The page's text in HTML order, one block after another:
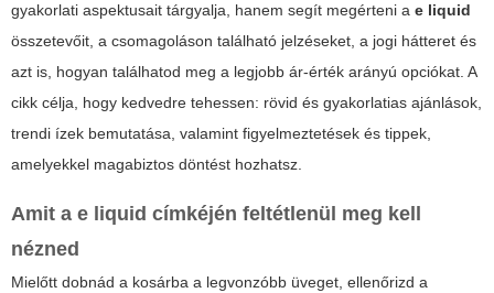
gyakorlati aspektusait tárgyalja, hanem segít megérteni a e liquid
összetevőit, a csomagoláson található jelzéseket, a jogi hátteret és
azt is, hogyan találhatod meg a legjobb ár-érték arányú opciókat. A
cikk célja, hogy kedvedre tehessen: rövid és gyakorlatias ajánlások,
trendi ízek bemutatása, valamint figyelmeztetések és tippek,
amelyekkel magabiztos döntést hozhatsz.
Amit a e liquid címkéjén feltétlenül meg kell
nézned
Mielőtt dobnád a kosárba a legvonzóbb üveget, ellenőrizd a